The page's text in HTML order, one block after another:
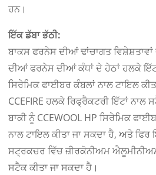
ਹਨ।
ਇੱਕ ਡੱਬਾ ਭੱਠੀ:
ਬਾਕਸ ਫਰਨੇਸ ਦੀਆਂ ਢਾਂਚਾਗਤ
ਦੀਆਂ ਫਰਨੇਸ ਦੀਆਂ ਕੰਧਾਂ ਦੇ ਹੇਠਾਂ ਹਲਕੇ
ਸਿਰੇਮਿਕ ਫਾਈਬਰ ਕੰਬਲਾਂ ਨਾਲ ਟਾਇਲ
CCEFIRE ਹਲਕੇ ਰਿਫ੍ਰੈਕਟਰੀ ਇੱਟਾਂ ਨਾਲ
ਬਾਕੀ ਨੂੰ CCEWOOL HP ਸਿਰੇਮਿਕ
ਨਾਲ ਟਾਇਲ ਕੀਤਾ ਜਾ ਸਕਦਾ ਹੈ, ਅਤੇ
ਸਟ੍ਰਕਚਰ ਵਿੱਚ ਜ਼ੀਰਕੋਨੀਅਮ
ਸਟੈਕ ਕੀਤਾ ਜਾ ਸਕਦਾ ਹੈ।